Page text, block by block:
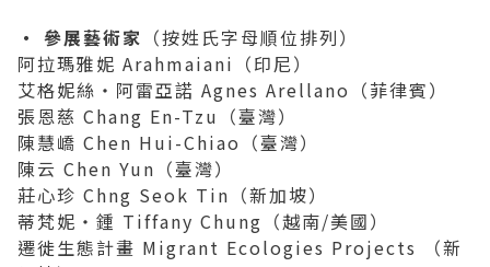
‧ 參展藝術家 （按姓氏字母順位排列）
阿拉瑪雅妮 Arahmaiani（印尼）
艾格妮絲・阿雷亞諾 Agnes Arellano（菲律賓）
張恩慈 Chang En-Tzu（臺灣）
陳慧嶠 Chen Hui-Chiao（臺灣）
陳云 Chen Yun（臺灣）
莊心珍 Chng Seok Tin（新加坡）
蒂梵妮・鍾 Tiffany Chung（越南/美國）
遷徙生態計畫 Migrant Ecologies Projects （新